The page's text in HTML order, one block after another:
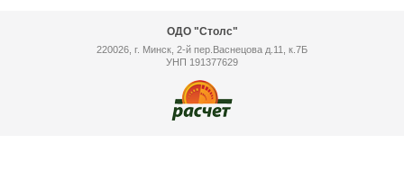
ОДО "Столс"
220026, г. Минск, 2-й пер.Васнецова д.11, к.7Б
УНП 191377629